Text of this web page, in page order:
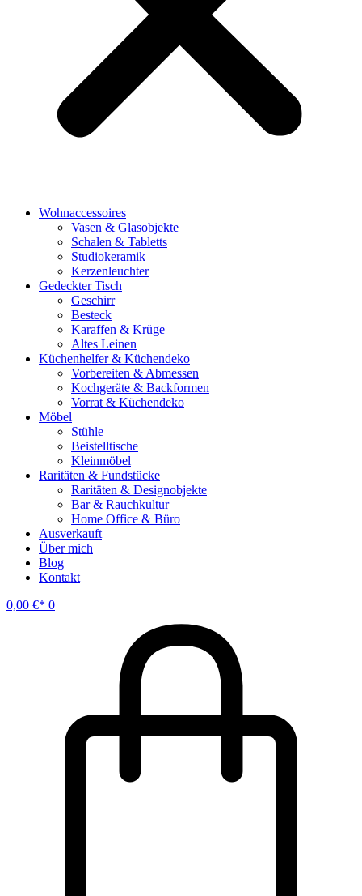
Wohnaccessoires
Vasen & Glasobjekte
Schalen & Tabletts
Studiokeramik
Kerzenleuchter
Gedeckter Tisch
Geschirr
Besteck
Karaffen & Krüge
Altes Leinen
Küchenhelfer & Küchendeko
Vorbereiten & Abmessen
Kochgeräte & Backformen
Vorrat & Küchendeko
Möbel
Stühle
Beistelltische
Kleinmöbel
Raritäten & Fundstücke
Raritäten & Designobjekte
Bar & Rauchkultur
Home Office & Büro
Ausverkauft
Über mich
Blog
Kontakt
0,00 € 0